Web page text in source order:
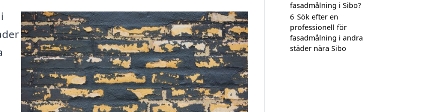
fasadmålning i Sibo?
6 Sök efter en
professionell för
fasadmålning i andra
städer nära Sibo